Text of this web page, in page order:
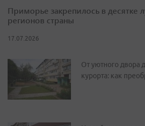
Приморье закрепилось в десятке
регионов страны
17.07.2026
От уютного двора
курорта: как